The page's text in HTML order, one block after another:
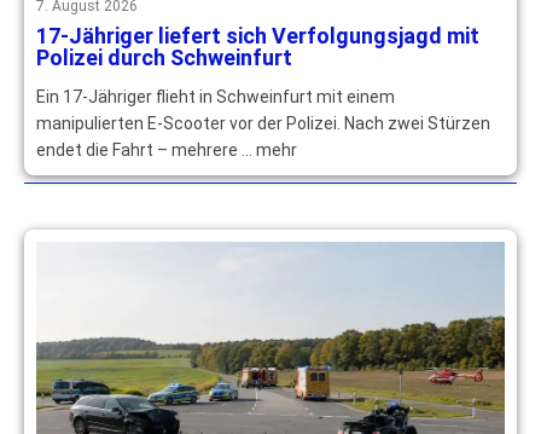
7. August 2026
17-Jähriger liefert sich Verfolgungsjagd mit
Polizei durch Schweinfurt
Ein 17-Jähriger flieht in Schweinfurt mit einem
manipulierten E-Scooter vor der Polizei. Nach zwei Stürzen
endet die Fahrt – mehrere … mehr